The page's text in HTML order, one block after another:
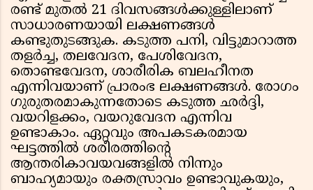
രണ്ട് മുതൽ 21 ദിവസങ്ങൾക്കുള്ളിലാണ്
സാധാരണയായി ലക്ഷണങ്ങൾ
കണ്ടുതുടങ്ങുക. കടുത്ത പനി, വിട്ടുമാറാത്ത
തളർച്ച, തലവേദന, പേശിവേദന,
തൊണ്ടവേദന, ശാരീരിക ബലഹീനത
എന്നിവയാണ് പ്രാരംഭ ലക്ഷണങ്ങൾ. രോഗം
ഗുരുതരമാകുന്നതോടെ കടുത്ത ഛർദ്ദി,
വയറിളക്കം, വയറുവേദന എന്നിവ
ഉണ്ടാകാം. ഏറ്റവും അപകടകരമായ
ഘട്ടത്തിൽ ശരീരത്തിന്റെ
ആന്തരികാവയവങ്ങളിൽ നിന്നും
ബാഹ്യമായും രക്തസ്രാവം ഉണ്ടാവുകയും,